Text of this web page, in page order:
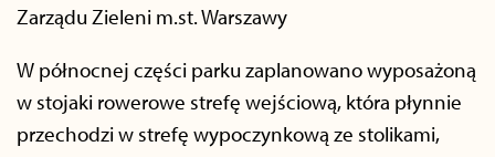
Zarządu Zieleni m.st. Warszawy
W północnej części parku zaplanowano wyposażoną
w stojaki rowerowe strefę wejściową, która płynnie
przechodzi w strefę wypoczynkową ze stolikami,